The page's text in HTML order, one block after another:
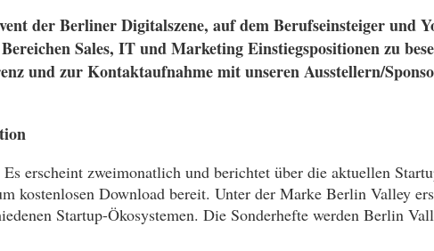
der Berliner Digitalszene, auf dem Berufseinsteiger und
Sales, IT und Marketing Einstiegspositionen zu
und zur Kontaktaufnahme mit unseren Ausstellern/
erscheint zwei­mo­nat­lich und berichtet über die aktuellen
kostenlosen Download bereit. Unter der Marke Berlin Valley
Startup-Ökosystemen. Die Sonderhefte werden Berlin